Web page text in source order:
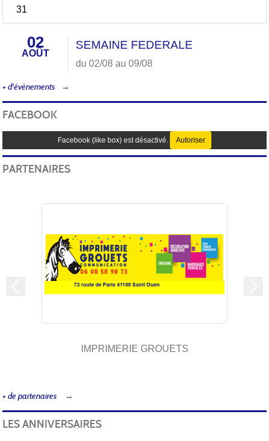
31
02
AOÛT
SEMAINE FEDERALE
du 02/08 au 09/08
+ d'évènements
FACEBOOK
Facebook (like box) est désactivé. Autoriser
PARTENAIRES
IMPRIMERIE GROUETS
Précedent
+ de partenaires
LES ANNIVERSAIRES